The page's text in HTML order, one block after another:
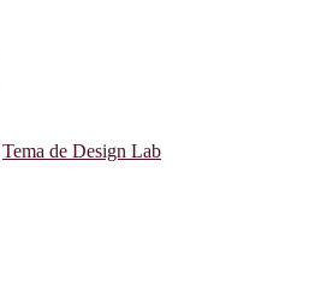
Tema de Design Lab